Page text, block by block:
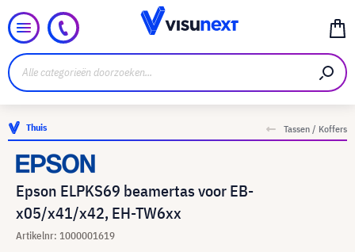
Thuis Tassen / Koffers
Epson ELPKS69 beamertas voor EB-
x05/x41/x42, EH-TW6xx
Artikelnr: 1000001619